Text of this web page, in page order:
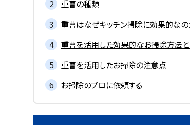
重曹の種類
重曹はなぜキッチン掃除に効果的なの
重曹を活用した効果的なお掃除方法
重曹を活用したお掃除の注意点
お掃除のプロに依頼する